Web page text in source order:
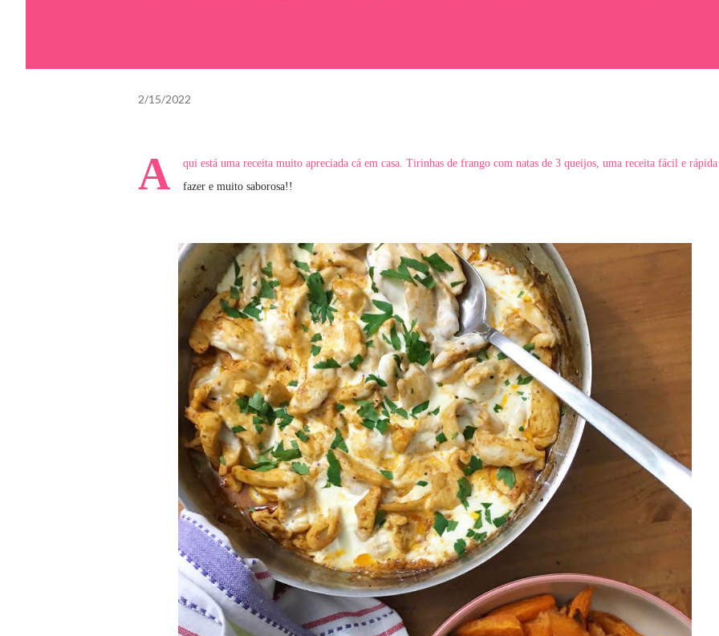
2/15/2022
A
qui está uma receita muito apreciada cá em casa. Tirinhas de frango com natas de 3 queijos, uma receita fácil e rápida
fazer e muito saborosa!!